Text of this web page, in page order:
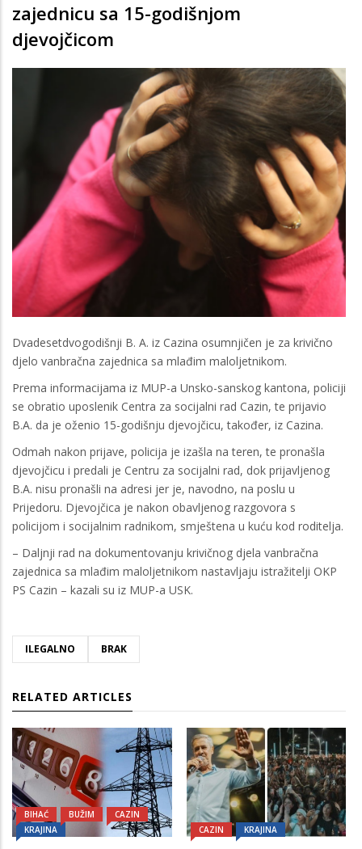
zajednicu sa 15-godišnjom
djevojčicom
Dvadesetdvogodišnji B. A. iz Cazina osumnjičen je za krivično
djelo vanbračna zajednica sa mlađim maloljetnikom.
Prema informacijama iz MUP-a Unsko-sanskog kantona, policiji
se obratio uposlenik Centra za socijalni rad Cazin, te prijavio
B.A. da je oženio 15-godišnju djevojčicu, također, iz Cazina.
Odmah nakon prijave, policija je izašla na teren, te pronašla
djevojčicu i predali je Centru za socijalni rad, dok prijavljenog
B.A. nisu pronašli na adresi jer je, navodno, na poslu u
Prijedoru. Djevojčica je nakon obavljenog razgovora s
policijom i socijalnim radnikom, smještena u kuću kod roditelja.
– Daljnji rad na dokumentovanju krivičnog djela vanbračna
zajednica sa mlađim maloljetnikom nastavljaju istražitelji OKP
PS Cazin – kazali su iz MUP-a USK.
ILEGALNO BRAK
RELATED ARTICLES
BIHAĆ BUŽIM
CAZIN
KRAJINA
CAZIN KRAJINA